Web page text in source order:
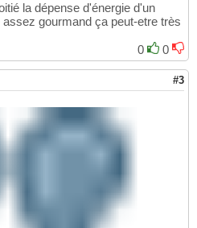
la dépense d'énergie d'un
gourmand ça peut-etre très
0
0
#3